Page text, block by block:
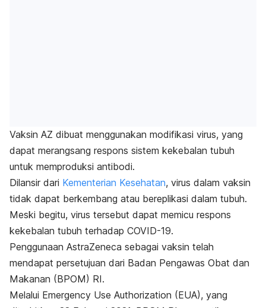
Vaksin AZ dibuat menggunakan modifikasi virus, yang
dapat merangsang respons sistem kekebalan tubuh
untuk memproduksi antibodi.
Dilansir dari Kementerian Kesehatan, virus dalam vaksin
tidak dapat berkembang atau bereplikasi dalam tubuh.
Meski begitu, virus tersebut dapat memicu respons
kekebalan tubuh terhadap COVID-19.
Penggunaan AstraZeneca sebagai vaksin telah
mendapat persetujuan dari Badan Pengawas Obat dan
Makanan (BPOM) RI.
Melalui Emergency Use Authorization (EUA), yang